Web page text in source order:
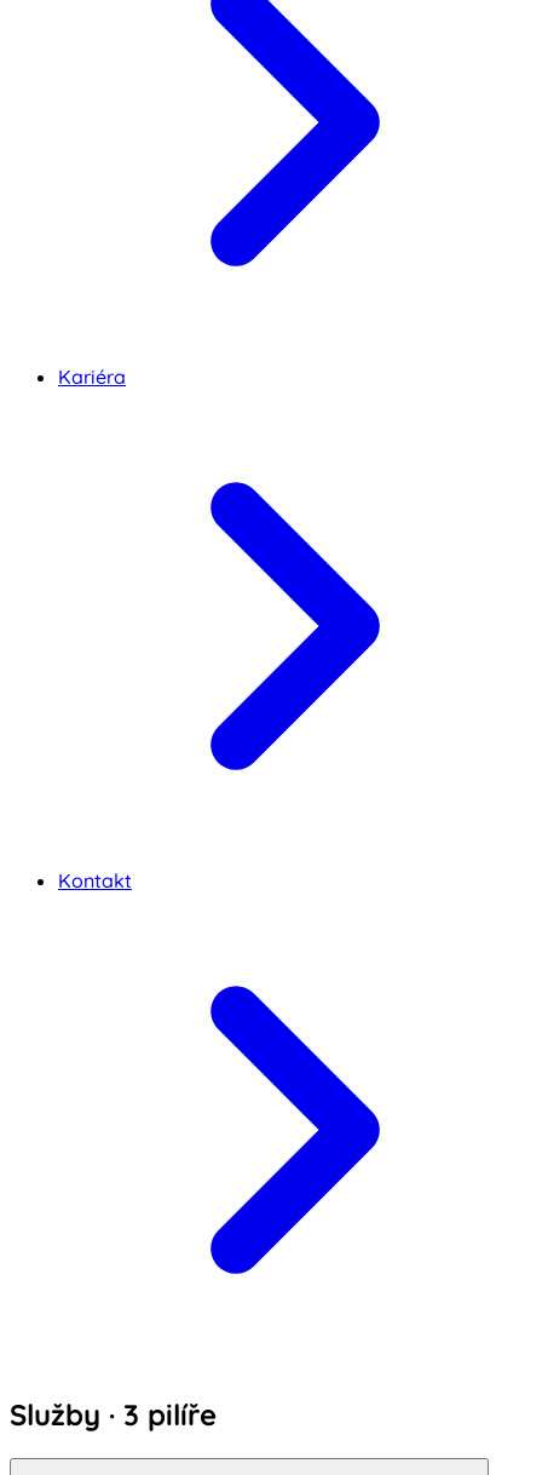
Kariéra
Kontakt
Služby · 3 pilíře